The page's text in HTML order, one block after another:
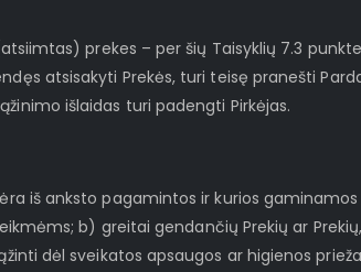
prekes – per šių Taisyklių 7.3
atsisakyti Prekės, turi teisę pranešti
išlaidas turi padengti Pirkėjas.
iš anksto pagamintos ir kurios
b) greitai gendančių Prekių ar
dėl sveikatos apsaugos ar higienos